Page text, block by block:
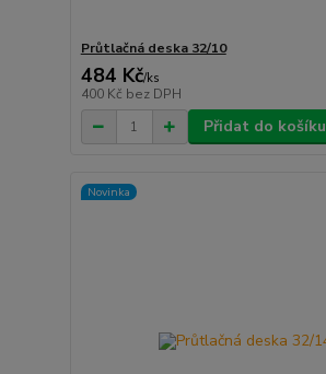
Průtlačná deska 32/10
484 Kč/ks
400 Kč bez DPH
Přidat do košíku
Novinka